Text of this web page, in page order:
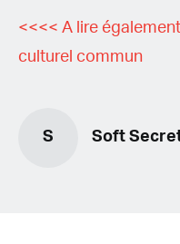
<<<< A lire
culturel commun
S Soft